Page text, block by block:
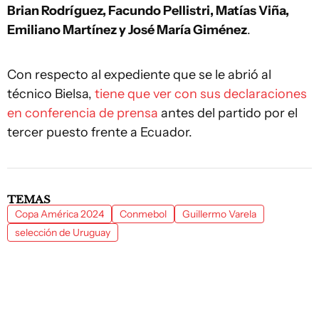
Brian Rodríguez, Facundo Pellistri, Matías Viña,
Emiliano Martínez y José María Giménez.
Con respecto al expediente que se le abrió al
técnico Bielsa, tiene que ver con sus declaraciones
en conferencia de prensa antes del partido por el
tercer puesto frente a Ecuador.
TEMAS
Copa América 2024 Conmebol
Guillermo Varela
selección de Uruguay